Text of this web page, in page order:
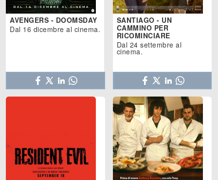
AVENGERS - DOOMSDAY
Dal 16 dicembre al cinema.
SANTIAGO - UN
CAMMINO PER
RICOMINCIARE
Dal 24 settembre al
cinema.